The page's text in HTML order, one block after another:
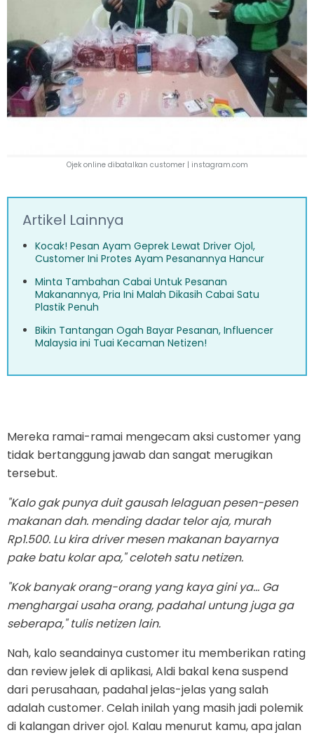
Ojek online dibatalkan customer | instagram.com
Artikel Lainnya
Kocak! Pesan Ayam Geprek Lewat Driver Ojol,
Customer Ini Protes Ayam Pesanannya Hancur
Minta Tambahan Cabai Untuk Pesanan
Makanannya, Pria Ini Malah Dikasih Cabai Satu
Plastik Penuh
Bikin Tantangan Ogah Bayar Pesanan, Influencer
Malaysia ini Tuai Kecaman Netizen!
Mereka ramai-ramai mengecam aksi customer yang
tidak bertanggung jawab dan sangat merugikan
tersebut.
"Kalo gak punya duit gausah lelaguan pesen-pesen
makanan dah. mending dadar telor aja, murah
Rp1.500. Lu kira driver mesen makanan bayarnya
pake batu kolar apa," celoteh satu netizen.
"Kok banyak orang-orang yang kaya gini ya... Ga
menghargai usaha orang, padahal untung juga ga
seberapa," tulis netizen lain.
Nah, kalo seandainya customer itu memberikan rating
dan review jelek di aplikasi, Aldi bakal kena suspend
dari perusahaan, padahal jelas-jelas yang salah
adalah customer. Celah inilah yang masih jadi polemik
di kalangan driver ojol. Kalau menurut kamu, apa jalan